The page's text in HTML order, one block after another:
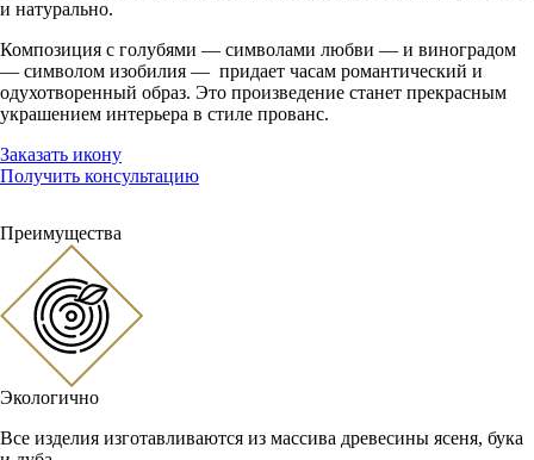
и натурально.
Композиция с голубями — символами любви — и виноградом
— символом изобилия — придает часам романтический и
одухотворенный образ. Это произведение станет прекрасным
украшением интерьера в стиле прованс.
Заказать икону
Получить консультацию
Преимущества
Экологично
Все изделия изготавливаются из массива древесины ясеня, бука